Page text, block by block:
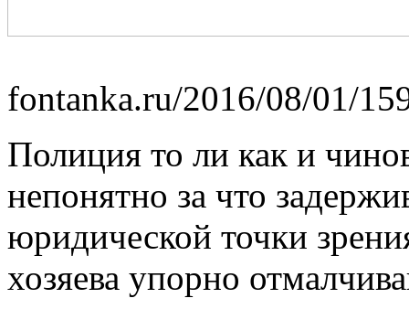
fontanka.ru/2016/08/01/
Полиция то ли как и
непонятно за что
юридической точки
хозяева упорно